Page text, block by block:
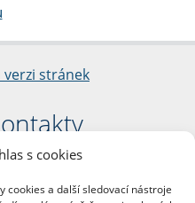
s cookies
cookies a další sledovací nástroje
stránek
fakulta
1/2